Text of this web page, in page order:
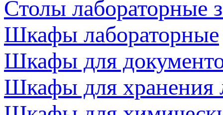
Столы лабораторные
Шкафы лабораторные
Шкафы для
Шкафы для хранения